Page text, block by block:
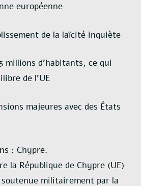
européenne
de la laïcité inquiète
millions d’habitants, ce qui
de l’UE
majeures avec des États
: Chypre.
la République de Chypre (UE)
militairement par la